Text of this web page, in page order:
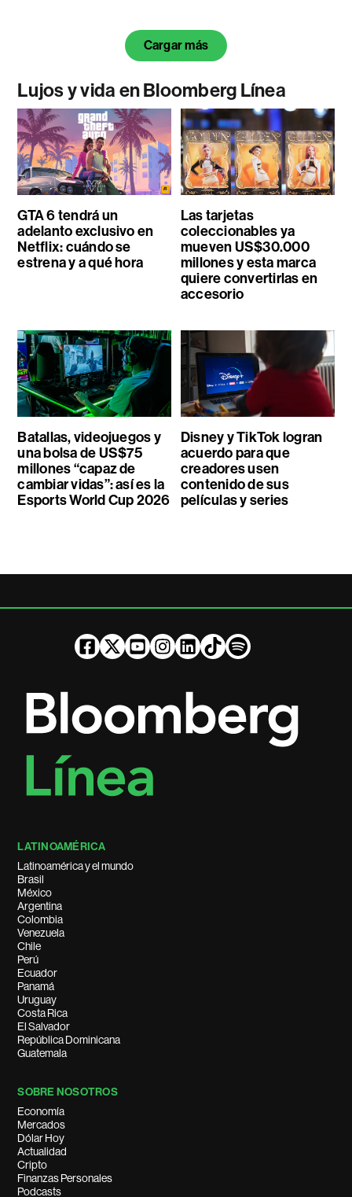
Cargar más
Lujos y vida en Bloomberg Línea
GTA 6 tendrá un
adelanto exclusivo en
Netflix: cuándo se
estrena y a qué hora
Las tarjetas
coleccionables ya
mueven US$30.000
millones y esta marca
quiere convertirlas en
accesorio
Batallas, videojuegos y
una bolsa de US$75
millones “capaz de
cambiar vidas”: así es la
Esports World Cup 2026
Disney y TikTok logran
acuerdo para que
creadores usen
contenido de sus
películas y series
LATINOAMÉRICA
Latinoamérica y el mundo
Brasil
México
Argentina
Colombia
Venezuela
Chile
Perú
Ecuador
Panamá
Uruguay
Costa Rica
El Salvador
República Dominicana
Guatemala
SOBRE NOSOTROS
Economía
Mercados
Dólar Hoy
Actualidad
Cripto
Finanzas Personales
Podcasts